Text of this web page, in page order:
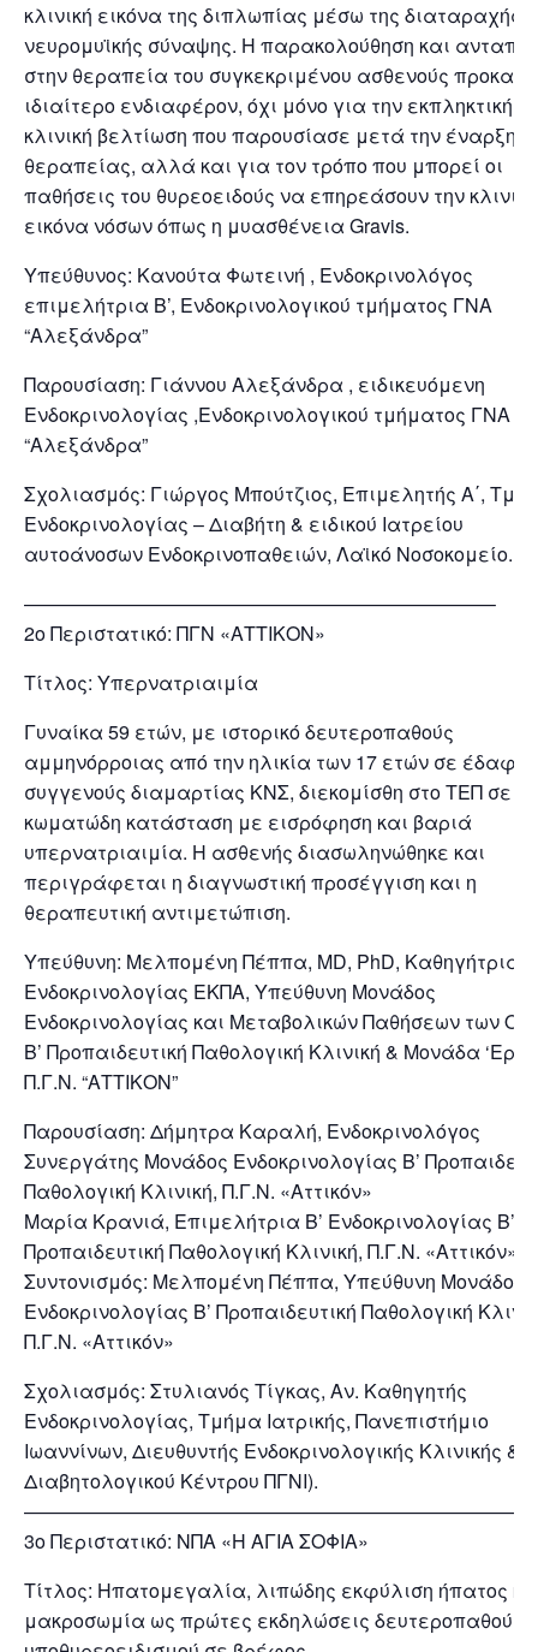
κλινική εικόνα της διπλωπίας μέσω της διαταραχής
νευρομυϊκής σύναψης. Η παρακολούθηση και
στην θεραπεία του συγκεκριμένου ασθενούς
ιδιαίτερο ενδιαφέρον, όχι μόνο για την εκπληκτική
κλινική βελτίωση που παρουσίασε μετά την έναρξη
θεραπείας, αλλά και για τον τρόπο που μπορεί οι
παθήσεις του θυρεοειδούς να επηρεάσουν την κλινική
εικόνα νόσων όπως η μυασθένεια Gravis.
Υπεύθυνος: Κανούτα Φωτεινή , Ενδοκρινολόγος
επιμελήτρια Β’, Ενδοκρινολογικού τμήματος ΓΝΑ
“Αλεξάνδρα”
Παρουσίαση: Γιάννου Αλεξάνδρα , ειδικευόμενη
Ενδοκρινολογίας ,Ενδοκρινολογικού τμήματος ΓΝΑ
“Αλεξάνδρα”
Σχολιασμός: Γιώργος Μπούτζιος, Επιμελητής Α΄,
Ενδοκρινολογίας – Διαβήτη & ειδικού Ιατρείου
αυτοάνοσων Ενδοκρινοπαθειών, Λαϊκό Νοσοκομείο.
————————————————————————–
2o Περιστατικό: ΠΓΝ «ΑΤΤΙΚΟΝ»
Τίτλος: Υπερνατριαιμία
Γυναίκα 59 ετών, με ιστορικό δευτεροπαθούς
αμμηνόρροιας από την ηλικία των 17 ετών σε έδαφος
συγγενούς διαμαρτίας ΚΝΣ, διεκομίσθη στο ΤΕΠ σε
κωματώδη κατάσταση με εισρόφηση και βαριά
υπερνατριαιμία. Η ασθενής διασωληνώθηκε και
περιγράφεται η διαγνωστική προσέγγιση και η
θεραπευτική αντιμετώπιση.
Υπεύθυνη: Mελπομένη Πέππα, MD, PhD, Καθηγήτρια
Ενδοκρινολογίας ΕΚΠΑ, Υπεύθυνη Μονάδος
Ενδοκρινολογίας και Μεταβολικών Παθήσεων των
Β’ Προπαιδευτική Παθολογική Κλινική & Μονάδα
Π.Γ.Ν. “ΑΤΤΙΚΟΝ”
Παρουσίαση: Δήμητρα Καραλή, Ενδοκρινολόγος
Συνεργάτης Μονάδος Ενδοκρινολογίας Β’
Παθολογική Κλινική, Π.Γ.Ν. «Αττικόν»
Μαρία Κρανιά, Επιμελήτρια Β’ Ενδοκρινολογίας Β’
Προπαιδευτική Παθολογική Κλινική, Π.Γ.Ν. «Αττικόν»
Συντονισμός: Μελπομένη Πέππα, Υπεύθυνη Μονάδος
Ενδοκρινολογίας Β’ Προπαιδευτική Παθολογική
Π.Γ.Ν. «Αττικόν»
Σχολιασμός: Στυλιανός Τίγκας, Αν. Καθηγητής
Ενδοκρινολογίας, Τμήμα Ιατρικής, Πανεπιστήμιο
Ιωαννίνων, Διευθυντής Ενδοκρινολογικής Κλινικής &
Διαβητολογικού Κέντρου ΠΓΝΙ).
3ο Περιστατικό: ΝΠΑ «Η ΑΓΙΑ ΣΟΦΙΑ»
Τίτλος: Ηπατομεγαλία, λιπώδης εκφύλιση ήπατος
μακροσωμία ως πρώτες εκδηλώσεις δευτεροπαθούς